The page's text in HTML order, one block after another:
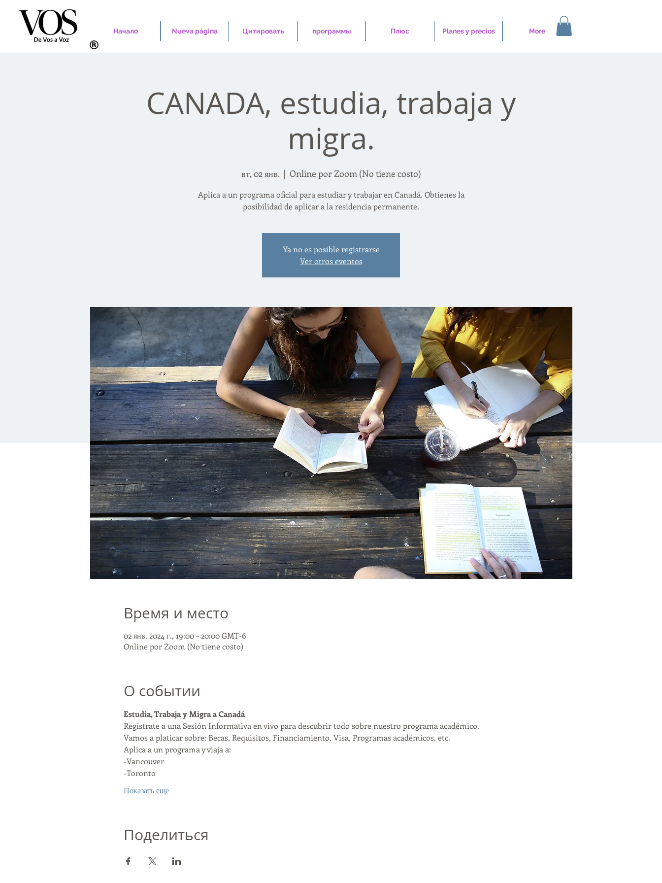
Начало Nueva página Цитировать программы Плюс Planes y precios More
CANADA, estudia, trabaja y
migra.
вт, 02 янв.
  |
Online por Zoom (No tiene costo)
Aplica a un programa oficial para estudiar y trabajar en Canadá. Obtienes la
posibilidad de aplicar a la residencia permanente.
Ya no es posible registrarse
Ver otros eventos
Время и место
02 янв. 2024 г., 19:00 – 20:00 GMT-6
Online por Zoom (No tiene costo)
О событии
Estudia, Trabaja y Migra a Canadá
Regístrate a una Sesión Informativa en vivo para descubrir todo sobre nuestro programa académico.
Vamos a platicar sobre: Becas, Requisitos, Financiamiento, Visa, Programas académicos, etc.
Aplica a un programa y viaja a:
-Vancouver
-Toronto
Показать еще
Поделиться